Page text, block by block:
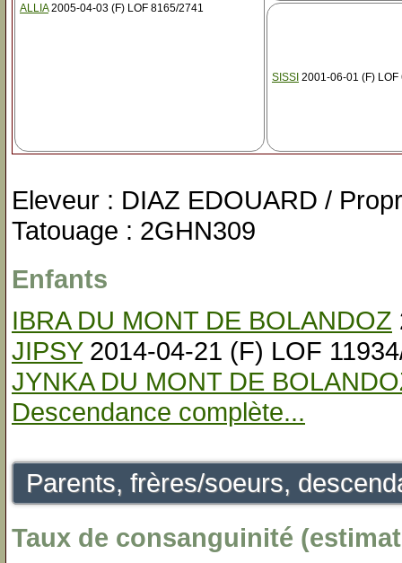
ALLIA2005-04-03 (F) LOF 8165/2741
SISSI 2001-06-01 (F)
Eleveur : DIAZ EDOUARD /
Tatouage : 2GHN309
Enfants
IBRA DU MONT DE BOLANDOZ
JIPSY2014-04-21 (F) LOF
JYNKA DU MONT DE
Descendance complète...
Parents, frères/soeurs,
Taux de consanguinité